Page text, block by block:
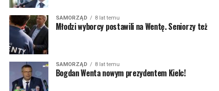
SAMORZĄD 8 lat temu
Młodzi wyborcy postawili na Wentę. Seniorzy też
SAMORZĄD 8 lat temu
Bogdan Wenta nowym prezydentem Kielc!